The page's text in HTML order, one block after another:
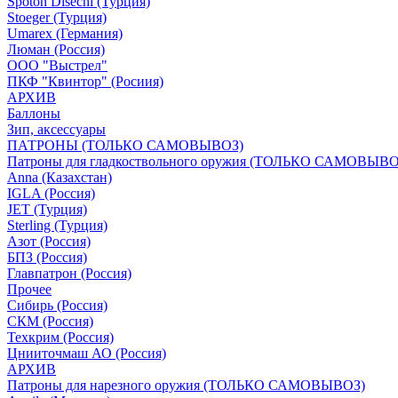
Stoeger (Турция)
Umarex (Германия)
Люман (Россия)
ООО "Выстрел"
ПКФ "Квинтор" (Росиия)
АРХИВ
Баллоны
Зип, аксессуары
ПАТРОНЫ (ТОЛЬКО САМОВЫВОЗ)
Патроны для гладкоствольного оружия (ТОЛЬКО
Anna (Казахстан)
IGLA (Россия)
JET (Турция)
Sterling (Турция)
Азот (Россия)
БПЗ (Россия)
Главпатрон (Россия)
Прочее
Сибирь (Россия)
СКМ (Россия)
Техкрим (Россия)
Цнииточмаш АО (Россия)
АРХИВ
Патроны для нарезного оружия (ТОЛЬКО САМОВЫВОЗ)